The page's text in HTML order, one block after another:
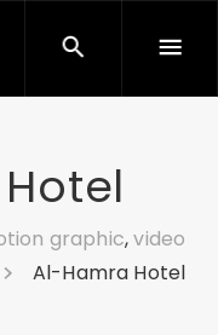
graphic,video
Al-Hamra Hotel